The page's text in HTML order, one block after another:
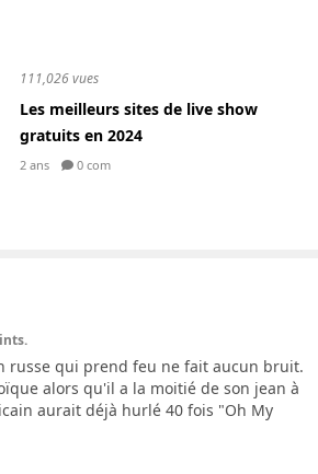
111,026 vues
Les meilleurs sites de live show
gratuits en 2024
2 ans 0 com
russe qui prend feu ne fait aucun bruit.
alors qu'il a la moitié de son jean à
aurait déjà hurlé 40 fois "Oh My